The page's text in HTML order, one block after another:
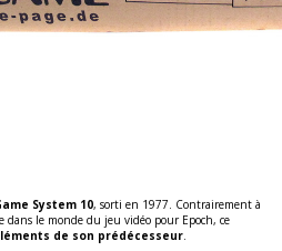
System 10, sorti en 1977. Contrairement à
le monde du jeu vidéo pour Epoch, ce
de son prédécesseur.